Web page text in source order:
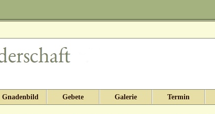
Gnadenbild Gebete Galerie Termin